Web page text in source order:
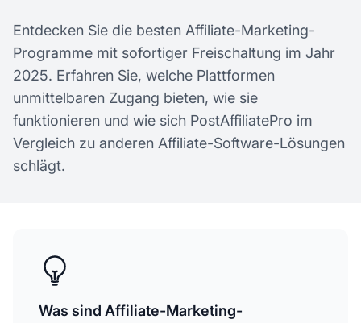
Entdecken Sie die besten Affiliate-Marketing-
Programme mit sofortiger Freischaltung im Jahr
2025. Erfahren Sie, welche Plattformen
unmittelbaren Zugang bieten, wie sie
funktionieren und wie sich PostAffiliatePro im
Vergleich zu anderen Affiliate-Software-Lösungen
schlägt.
Was sind Affiliate-Marketing-